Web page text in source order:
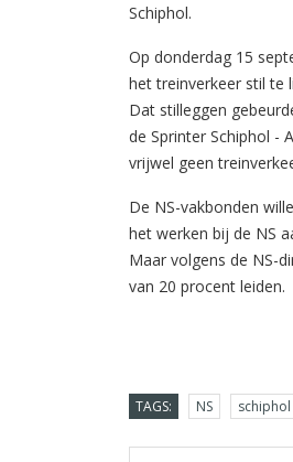
Schiphol.
Op donderdag 15
het treinverkeer stil te
Dat stilleggen
de Sprinter Schiphol -
vrijwel geen
De NS-vakbonden
het werken bij de NS
Maar volgens de NS-
van 20 procent leiden.
TAGS: NS schiphol